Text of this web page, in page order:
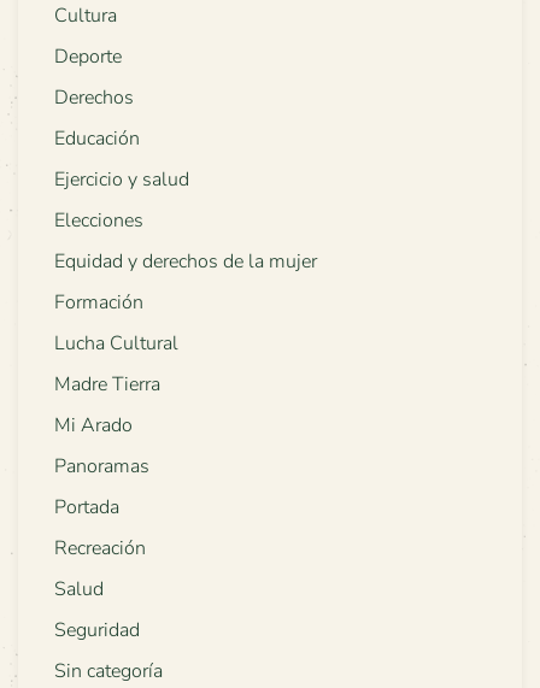
Cultura
Deporte
Derechos
Educación
Ejercicio y salud
Elecciones
Equidad y derechos de la mujer
Formación
Lucha Cultural
Madre Tierra
Mi Arado
Panoramas
Portada
Recreación
Salud
Seguridad
Sin categoría